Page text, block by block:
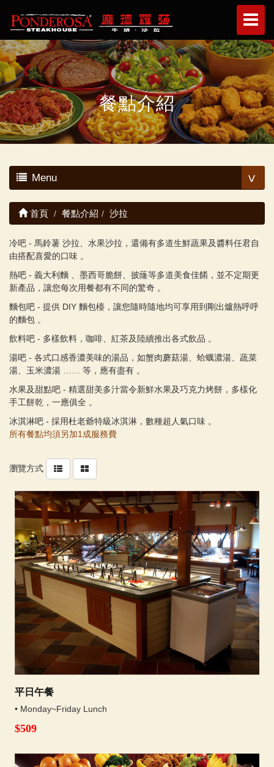
餐點介紹
Menu <
首頁 餐點介紹 沙拉
冷吧 - 馬鈴薯 沙拉、水果沙拉，還備有多道生鮮蔬果及醬料任君自
由搭配喜愛的口味 。
熱吧 - 義大利麵 、墨西哥脆餅、披蕯等多道美食佳餚，並不定期更
新產品，讓您每次用餐都有不同的驚奇 。
麵包吧 - 提供 DIY 麵包檯，讓您隨時隨地均可享用到剛出爐熱呼呼
的麵包 。
飲料吧 - 多樣飲料，咖啡、紅茶及陸續推出各式飲品 。
湯吧 - 各式口感香濃美味的湯品，如蟹肉蘑菇湯、蛤蠣濃湯、蔬菜
湯、玉米濃湯 …… 等，應有盡有 。
水果及甜點吧 - 精選甜美多汁當令新鮮水果及巧克力烤餅，多樣化
手工餅乾，一應俱全 。
冰淇淋吧 - 採用杜老爺特級冰淇淋，數種超人氣口味 。
所有餐點均須另加1成服務費
瀏覽方式
平日午餐
• Monday~Friday Lunch
$509